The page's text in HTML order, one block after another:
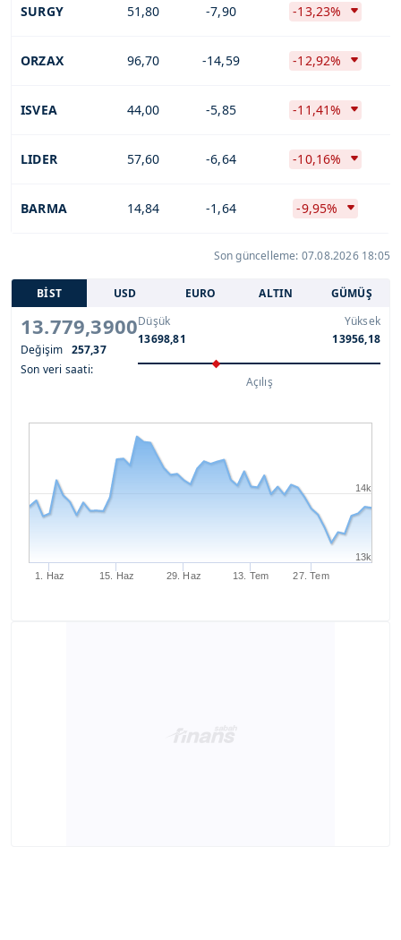
SURGY 51,80 -7,90 -13,23%
ORZAX 96,70 -14,59 -12,92%
ISVEA 44,00 -5,85 -11,41%
LIDER 57,60 -6,64 -10,16%
BARMA 14,84 -1,64 -9,95%
Son güncelleme: 07.08.2026 18:05
BİST USD EURO ALTIN GÜMÜŞ
13.779,3900
Değişim 257,37
Son veri saati:
Düşük
13698,81
Yüksek
13956,18
Açılış
1. Haz 15. Haz 29. Haz 13. Tem 27. Tem
13k
14k